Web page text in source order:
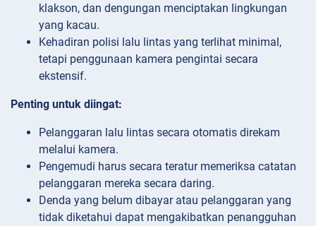
klakson, dan dengungan menciptakan lingkungan
yang kacau.
Kehadiran polisi lalu lintas yang terlihat minimal,
tetapi penggunaan kamera pengintai secara
ekstensif.
Penting untuk diingat:
Pelanggaran lalu lintas secara otomatis direkam
melalui kamera.
Pengemudi harus secara teratur memeriksa catatan
pelanggaran mereka secara daring.
Denda yang belum dibayar atau pelanggaran yang
tidak diketahui dapat mengakibatkan penangguhan